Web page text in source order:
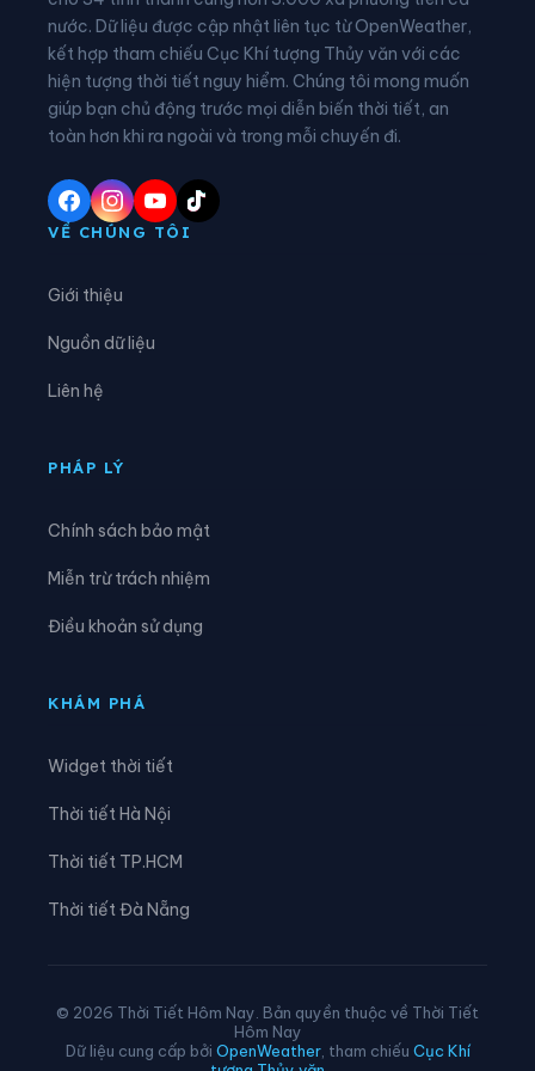
Xã Bảo Lâm 2 Xã Bảo Lâm 3
Xã Bảo Lâm 4 Xã Bảo Lâm 5
Xã Bảo Thuận Xã Cát Tiên
Xã Cát Tiên 2
Xã Cư Jút
Xã Đắk Song
Xã Đông Giang
Xã Hiệp Thạnh
nước. Dữ liệu được cập nhật liên tục từ OpenWeather,
kết hợp tham chiếu Cục Khí tượng Thủy văn với các
hiện tượng thời tiết nguy hiểm. Chúng tôi mong muốn
giúp bạn chủ động trước mọi diễn biến thời tiết, an
toàn hơn khi ra ngoài và trong mỗi chuyến đi.
VỀ CHÚNG TÔI
Giới thiệu
Nguồn dữ liệu
Liên hệ
PHÁP LÝ
Chính sách bảo mật
Miễn trừ trách nhiệm
Điều khoản sử dụng
KHÁM PHÁ
Widget thời tiết
Thời tiết Hà Nội
Thời tiết TP.HCM
Thời tiết Đà Nẵng
© 2026 Thời Tiết Hôm Nay. Bản quyền thuộc về Thời Tiết
Hôm Nay
Dữ liệu cung cấp bởi OpenWeather, tham chiếu Cục Khí